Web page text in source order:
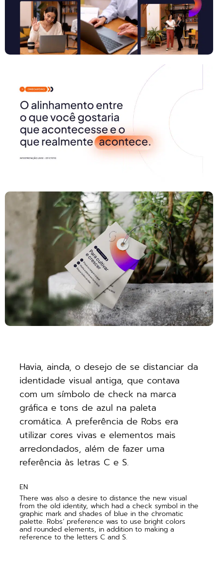
Havia, ainda, o desejo de se distanciar da
identidade visual antiga, que contava
com um símbolo de check na marca
gráfica e tons de azul na paleta
cromática. A preferência de Robs era
utilizar cores vivas e elementos mais
arredondados, além de fazer uma
referência às letras C e S.
EN
There was also a desire to distance the new visual
from the old identity, which had a check symbol in the
graphic mark and shades of blue in the chromatic
palette. Robs’ preference was to use bright colors
and rounded elements, in addition to making a
reference to the letters C and S.